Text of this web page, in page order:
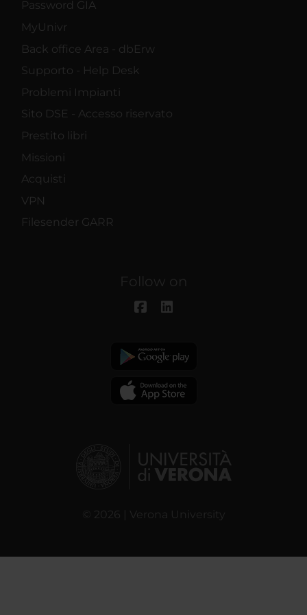
Password GIA
MyUnivr
Back office Area - dbErw
Supporto - Help Desk
Problemi Impianti
Sito DSE - Accesso riservato
Prestito libri
Missioni
Acquisti
VPN
Filesender GARR
Follow on
© 2026 | Verona University